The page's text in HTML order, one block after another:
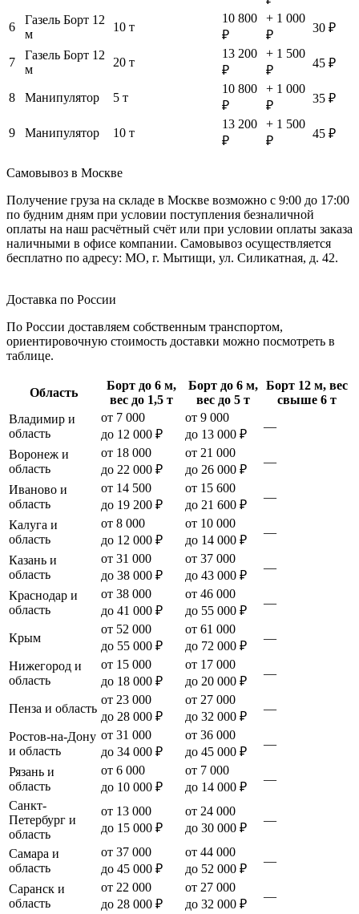
6
Газель Борт 12
м
10 т
10 800
₽
+ 1 000
₽
30 ₽
7
Газель Борт 12
м
20 т
13 200
₽
+ 1 500
₽
45 ₽
8 Манипулятор 5 т
10 800
₽
+ 1 000
₽
35 ₽
9 Манипулятор 10 т
13 200
₽
+ 1 500
₽
45 ₽
Самовывоз в Москве
Получение груза на складе в Москве возможно с 9:00 до 17:00
по будним дням при условии поступления безналичной
оплаты на наш расчётный счёт или при условии оплаты заказа
наличными в офисе компании. Самовывоз осуществляется
бесплатно по адресу: МО, г. Мытищи, ул. Силикатная, д. 42.
Доставка по России
По России доставляем собственным транспортом,
ориентировочную стоимость доставки можно посмотреть в
таблице.
Область
Борт до 6 м,
вес до 1,5 т
Борт до 6 м,
вес до 5 т
Борт 12 м, вес
свыше 6 т
Владимир и
область
от 7 000
до 12 000 ₽
от 9 000
до 13 000 ₽
—
Воронеж и
область
от 18 000
до 22 000 ₽
от 21 000
до 26 000 ₽
—
Иваново и
область
от 14 500
до 19 200 ₽
от 15 600
до 21 600 ₽
—
Калуга и
область
от 8 000
до 12 000 ₽
от 10 000
до 14 000 ₽
—
Казань и
область
от 31 000
до 38 000 ₽
от 37 000
до 43 000 ₽
—
Краснодар и
область
от 38 000
до 41 000 ₽
от 46 000
до 55 000 ₽
—
Крым
от 52 000
до 55 000 ₽
от 61 000
до 72 000 ₽
—
Нижегород и
область
от 15 000
до 18 000 ₽
от 17 000
до 20 000 ₽
—
Пенза и область
от 23 000
до 28 000 ₽
от 27 000
до 32 000 ₽
—
Ростов-на-Дону
и область
от 31 000
до 34 000 ₽
от 36 000
до 45 000 ₽
—
Рязань и
область
от 6 000
до 10 000 ₽
от 7 000
до 14 000 ₽
—
Санкт-
Петербург и
область
от 13 000
до 15 000 ₽
от 24 000
до 30 000 ₽
—
Самара и
область
от 37 000
до 45 000 ₽
от 44 000
до 52 000 ₽
—
Саранск и
область
от 22 000
до 28 000 ₽
от 27 000
до 32 000 ₽
—